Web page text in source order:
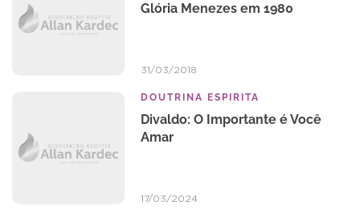
Glória Menezes em 1980
31/03/2018
DOUTRINA ESPIRITA
Divaldo: O Importante é Você
Amar
17/03/2024